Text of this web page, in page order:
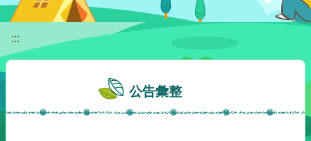
:::
公告彙整